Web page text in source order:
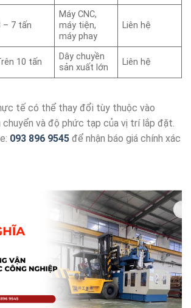
– 7 tấn
Máy CNC,
máy tiện,
máy phay
Liên hệ
10 tấn
Dây chuyền
sản xuất lớn
Liên hệ
tế có thể thay đổi tùy thuộc vào
chuyển và độ phức tạp của vị trí lắp đặt.
093 896 9545 để nhận báo giá chính xác